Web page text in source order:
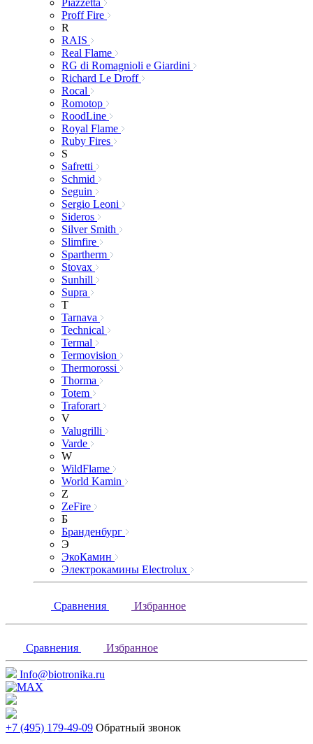
Proff Fire
R
RAIS
Real Flame
RG di Romagnioli e Giardini
Richard Le Droff
Rocal
Romotop
RoodLine
Royal Flame
Ruby Fires
S
Safretti
Schmid
Seguin
Sergio Leoni
Sideros
Silver Smith
Slimfire
Spartherm
Stovax
Sunhill
Supra
T
Tarnava
Technical
Termal
Termovision
Thermorossi
Thorma
Totem
Traforart
V
Valugrilli
Varde
W
WildFlame
World Kamin
Z
ZeFire
Б
Бранденбург
Э
ЭкоКамин
Электрокамины Electrolux
Сравнения Избранное
Сравнения Избранное
Info@biotronika.ru
+7 (495) 179-49-09 Обратный звонок